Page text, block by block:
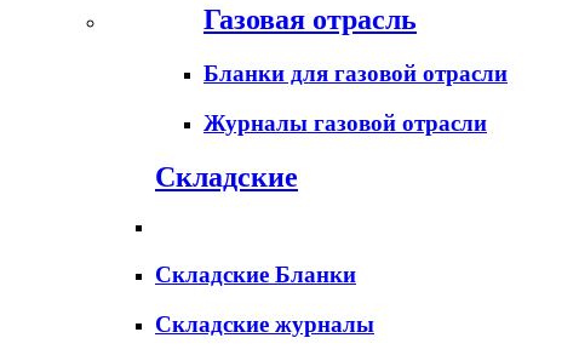
Газовая отрасль
Бланки для газовой отрасли
Журналы газовой отрасли
Складские
Складские Бланки
Складские журналы